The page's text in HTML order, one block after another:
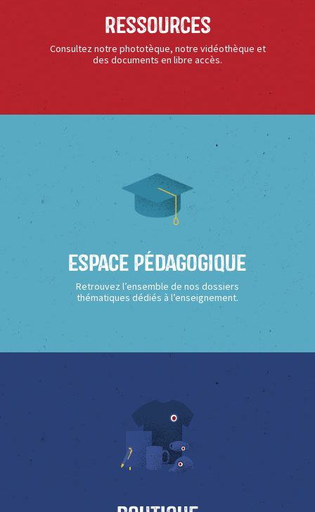
Ressources
Consultez notre phototèque, notre vidéothèque et
des documents en libre accès.
Espace Pédagogique
Retrouvez l’ensemble de nos dossiers
thématiques dédiés à l’enseignement.